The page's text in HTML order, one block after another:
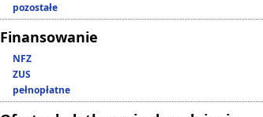
pozostałe
Finansowanie
NFZ
ZUS
pełnopłatne